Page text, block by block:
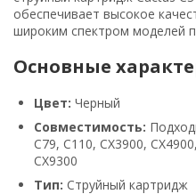
обеспечивает высокое
широким спектром моделей
Основные
Цвет: Черный
Совместимость:
С79, C110, СХ3900,
CX9300
Тип: Струйный картридж